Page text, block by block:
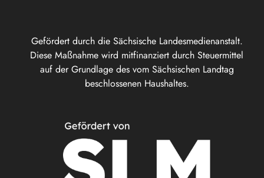
Gefördert durch die Sächsische Landesmedienanstalt.
Diese Maßnahme wird mitfinanziert durch Steuermittel
auf der Grundlage des vom Sächsischen Landtag
beschlossenen Haushaltes.